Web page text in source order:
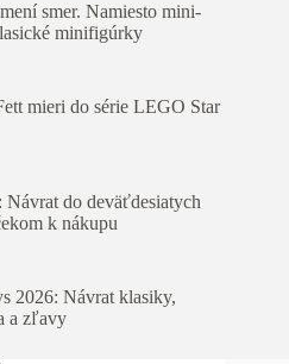
smer. Namiesto mini-
minifigúrky
mieri do série LEGO Star
Návrat do deväťdesiatych
k nákupu
2026: Návrat klasiky,
a zľavy